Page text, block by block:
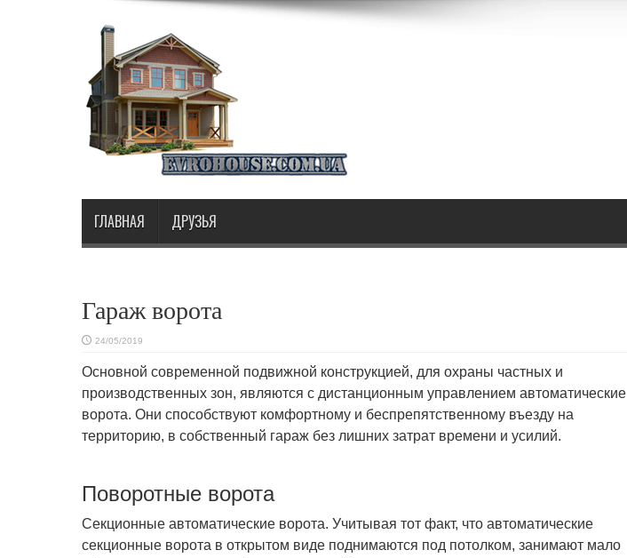
ГЛАВНАЯ ДРУЗЬЯ
Гараж ворота
24/05/2019
Основной современной подвижной конструкцией, для охраны частных и
производственных зон, являются с дистанционным управлением автоматические
ворота. Они способствуют комфортному и беспрепятственному въезду на
территорию, в собственный гараж без лишних затрат времени и усилий.
Поворотные ворота
Секционные автоматические ворота. Учитывая тот факт, что автоматические
секционные ворота в открытом виде поднимаются под потолком, занимают мало